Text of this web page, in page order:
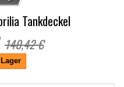
Tankdeckel
140,42 €